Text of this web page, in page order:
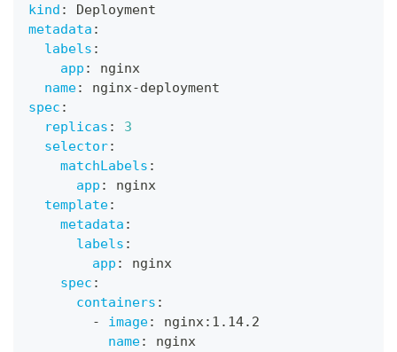
kind :
Deployment
metadata :
labels :
app :
nginx
name: nginx-deployment
spec :
replicas :
3
selector:
matchLabels :
app :
nginx
template:
metadata :
labels :
app :
nginx
spec :
containers :
-
image: nginx: 1.14.2
name:
nginx